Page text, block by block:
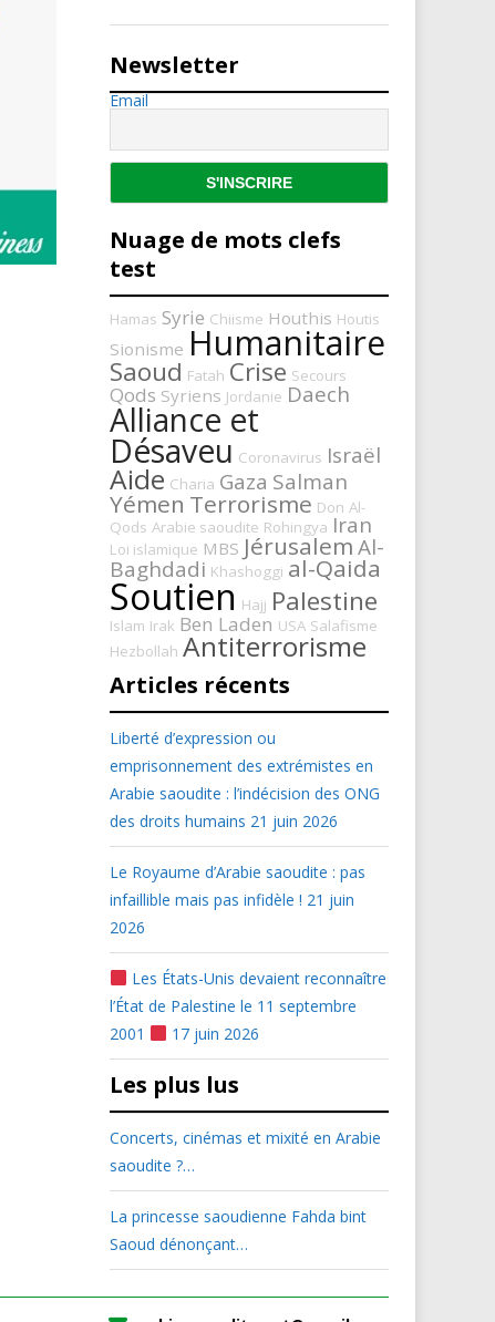
Newsletter
Email
Nuage de mots clefs
test
Hamas Syrie Chiisme Houthis Houtis
Sionisme Humanitaire
Saoud Fatah Crise Secours
Qods Syriens Jordanie Daech
Alliance et
Désaveu Coronavirus Israël
Aide Charia Gaza Salman
Yémen Terrorisme Don Al-
Qods Arabie saoudite Rohingya Iran
Loi islamique MBS Jérusalem Al-
Baghdadi Khashoggi al-Qaida
Soutien Hajj Palestine
Islam Irak Ben Laden USA Salafisme
Hezbollah Antiterrorisme
Articles récents
Liberté d’expression ou
emprisonnement des extrémistes en
Arabie saoudite : l’indécision des ONG
des droits humains 21 juin 2026
Le Royaume d’Arabie saoudite : pas
infaillible mais pas infidèle ! 21 juin
2026
Les États-Unis devaient reconnaître
l’État de Palestine le 11 septembre
2001
17 juin 2026
Les plus lus
Concerts, cinémas et mixité en Arabie
saoudite ?…
La princesse saoudienne Fahda bint
Saoud dénonçant…